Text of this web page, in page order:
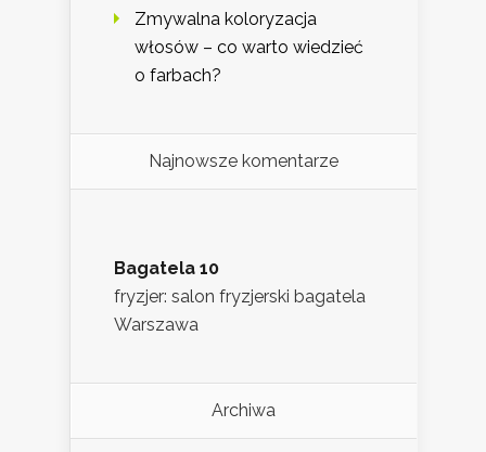
Zmywalna koloryzacja
włosów – co warto wiedzieć
o farbach?
Najnowsze komentarze
Bagatela 10
fryzjer: salon fryzjerski bagatela
Warszawa
Archiwa